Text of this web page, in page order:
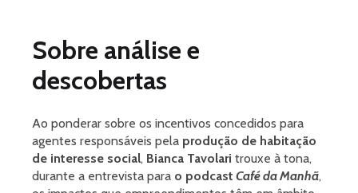
Sobre análise e
descobertas
Ao ponderar sobre os incentivos concedidos para
agentes responsáveis pela produção de habitação
de interesse social, Bianca Tavolari trouxe à tona,
durante a entrevista para o podcast Café da Manhã,